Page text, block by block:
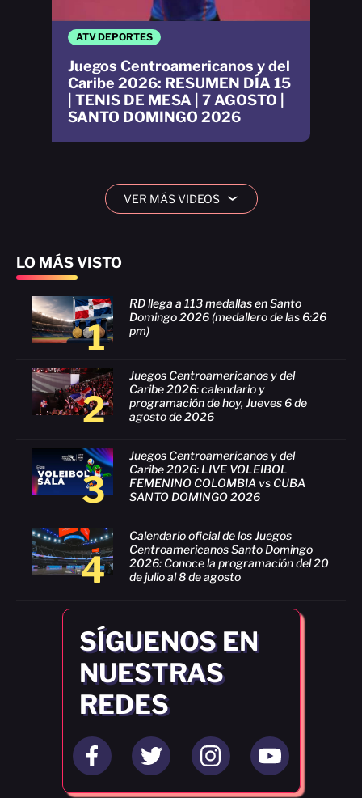
LO MÁS VISTO
1
RD llega a 113 medallas en Santo
Domingo 2026 (medallero de las 6:26
pm)
2
Juegos Centroamericanos y del
Caribe 2026: calendario y
programación de hoy, Jueves 6 de
agosto de 2026
3
Juegos Centroamericanos y del
Caribe 2026: LIVE VOLEIBOL
FEMENINO COLOMBIA vs CUBA
SANTO DOMINGO 2026
4
Calendario oficial de los Juegos
Centroamericanos Santo Domingo
2026: Conoce la programación del 20
de julio al 8 de agosto
SÍGUENOS EN
NUESTRAS
REDES
ATV DEPORTES
Juegos Centroamericanos y del
Caribe 2026: RESUMEN DÍA 15
| TENIS DE MESA | 7 AGOSTO |
SANTO DOMINGO 2026
VER MÁS VIDEOS ›